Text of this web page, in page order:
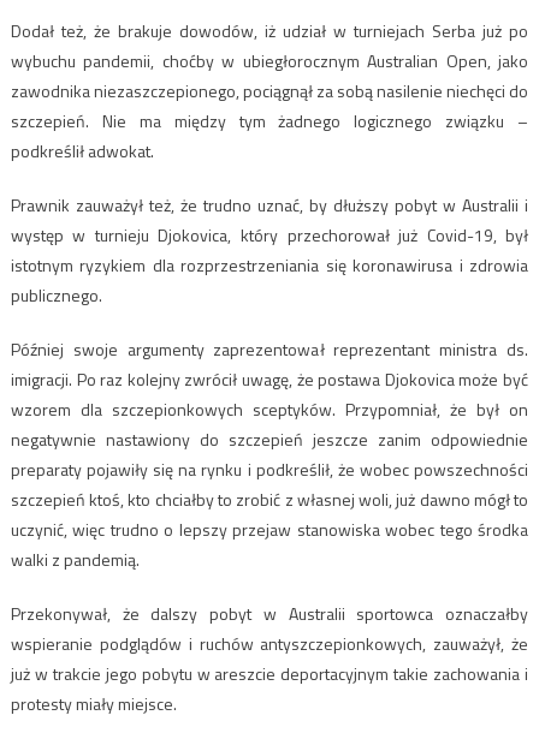
Dodał też, że brakuje dowodów, iż udział w turniejach Serba już po
wybuchu pandemii, choćby w ubiegłorocznym Australian Open, jako
zawodnika niezaszczepionego, pociągnął za sobą nasilenie niechęci do
szczepień. Nie ma między tym żadnego logicznego związku –
podkreślił adwokat.
Prawnik zauważył też, że trudno uznać, by dłuższy pobyt w Australii i
występ w turnieju Djokovica, który przechorował już Covid-19, był
istotnym ryzykiem dla rozprzestrzeniania się koronawirusa i zdrowia
publicznego.
Później swoje argumenty zaprezentował reprezentant ministra ds.
imigracji. Po raz kolejny zwrócił uwagę, że postawa Djokovica może być
wzorem dla szczepionkowych sceptyków. Przypomniał, że był on
negatywnie nastawiony do szczepień jeszcze zanim odpowiednie
preparaty pojawiły się na rynku i podkreślił, że wobec powszechności
szczepień ktoś, kto chciałby to zrobić z własnej woli, już dawno mógł to
uczynić, więc trudno o lepszy przejaw stanowiska wobec tego środka
walki z pandemią.
Przekonywał, że dalszy pobyt w Australii sportowca oznaczałby
wspieranie podglądów i ruchów antyszczepionkowych, zauważył, że
już w trakcie jego pobytu w areszcie deportacyjnym takie zachowania i
protesty miały miejsce.